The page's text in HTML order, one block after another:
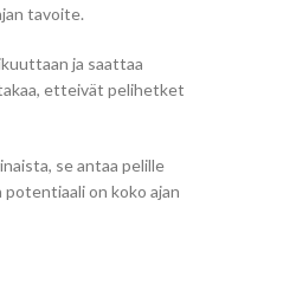
tavoite.
ja saattaa
etteivät pelihetket
se antaa pelille
potentiaali on koko ajan